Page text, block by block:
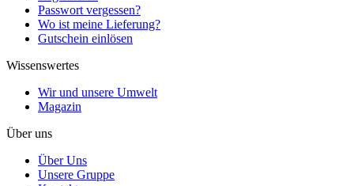
Passwort vergessen?
Wo ist meine Lieferung?
Gutschein einlösen
Wissenswertes
Wir und unsere Umwelt
Magazin
Über uns
Über Uns
Unsere Gruppe